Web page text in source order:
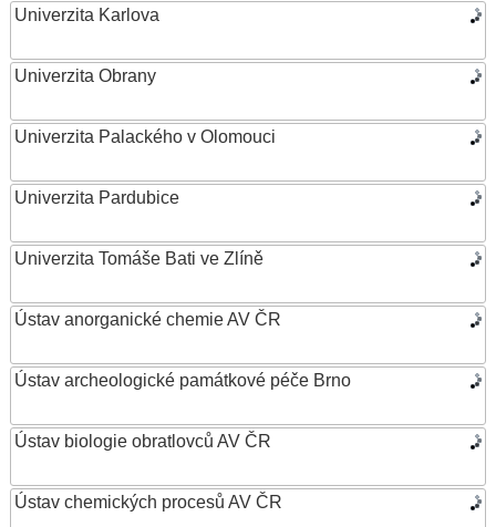
Univerzita Karlova
Univerzita Obrany
Univerzita Palackého v Olomouci
Univerzita Pardubice
Univerzita Tomáše Bati ve Zlíně
Ústav anorganické chemie AV ČR
Ústav archeologické památkové péče Brno
Ústav biologie obratlovců AV ČR
Ústav chemických procesů AV ČR